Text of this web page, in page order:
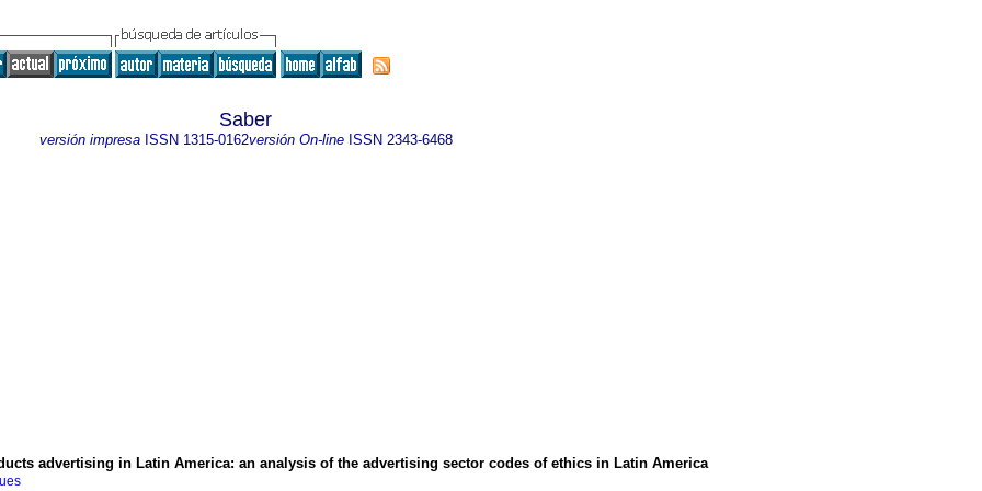
Saber
versión impresaISSN 1315-0162versión On-lineISSN 2343-6468
advertising in Latin America: an analysis of the advertising sector codes of ethics in Latin America